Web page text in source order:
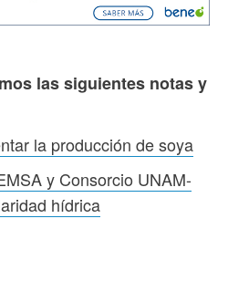
las siguientes notas y
la producción de soya
y Consorcio UNAM-
hídrica